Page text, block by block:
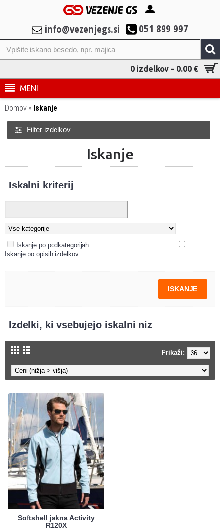
info@vezenjegs.si 051 899 997
0 izdelkov - 0.00 €
MENI
Domov » Iskanje
Filter izdelkov
Iskanje
Iskalni kriterij
Iskanje po podkategorijah
Iskanje po opisih izdelkov
Izdelki, ki vsebujejo iskalni niz
Prikaži:
Softshell jakna Activity
R120X